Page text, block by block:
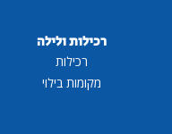
רכילות ולילה